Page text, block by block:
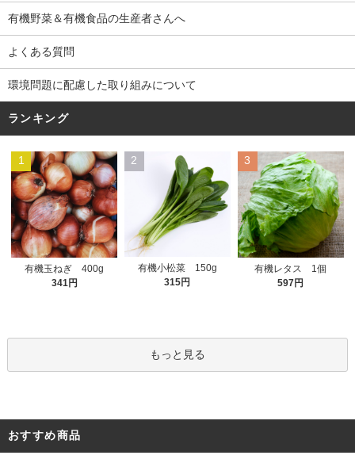
有機野菜＆有機食品の生産者さんへ
よくある質問
環境問題に配慮した取り組みについて
ランキング
1
有機玉ねぎ 400g
341円
2
有機小松菜 150g
315円
3
有機レタス 1個
597円
もっと見る
おすすめ商品